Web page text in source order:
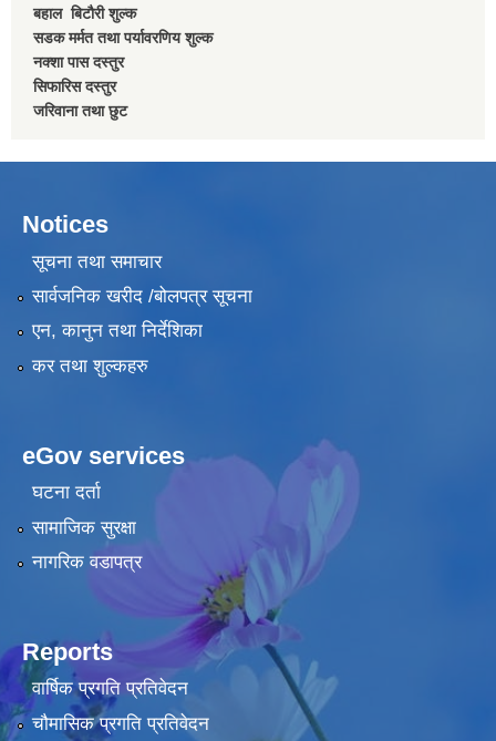
बहाल बिटाैरी शुल्क
सडक मर्मत तथा पर्यावरणिय शुल्क
नक्शा पास दस्तुर
सिफारिस दस्तुर
जरिवाना तथा छुट
Notices
सूचना तथा समाचार
सार्वजनिक खरीद /बोलपत्र सूचना
एन, कानुन तथा निर्देशिका
कर तथा शुल्कहरु
eGov services
घटना दर्ता
सामाजिक सुरक्षा
नागरिक वडापत्र
Reports
वार्षिक प्रगति प्रतिवेदन
चौमासिक प्रगति प्रतिवेदन